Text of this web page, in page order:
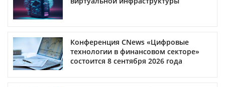
Конференция CNews «Цифровые
технологии в финансовом секторе»
состоится 8 сентября 2026 года